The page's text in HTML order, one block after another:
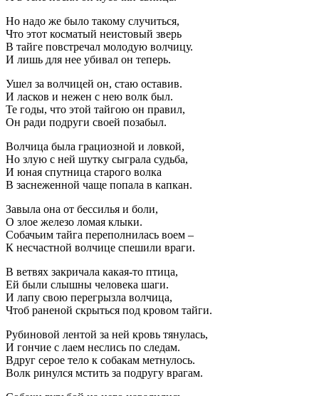
Но надо же было такому случиться,
Что этот косматый неистовый зверь
В тайге повстречал молодую волчицу.
И лишь для нее убивал он теперь.
Ушел за волчицей он, стаю оставив.
И ласков и нежен с нею волк был.
Те годы, что этой тайгою он правил,
Он ради подруги своей позабыл.
Волчица была грациозной и ловкой,
Но злую с ней шутку сыграла судьба,
И юная спутница старого волка
В заснеженной чаще попала в капкан.
Завыла она от бессилья и боли,
О злое железо ломая клыки.
Собачьим тайга переполнилась воем –
К несчастной волчице спешили враги.
В ветвях закричала какая-то птица,
Ей были слышны человека шаги.
И лапу свою перегрызла волчица,
Чтоб раненой скрыться под кровом тайги.
Рубиновой лентой за ней кровь тянулась,
И гончие с лаем неслись по следам.
Вдруг серое тело к собакам метнулось.
Волк ринулся мстить за подругу врагам.